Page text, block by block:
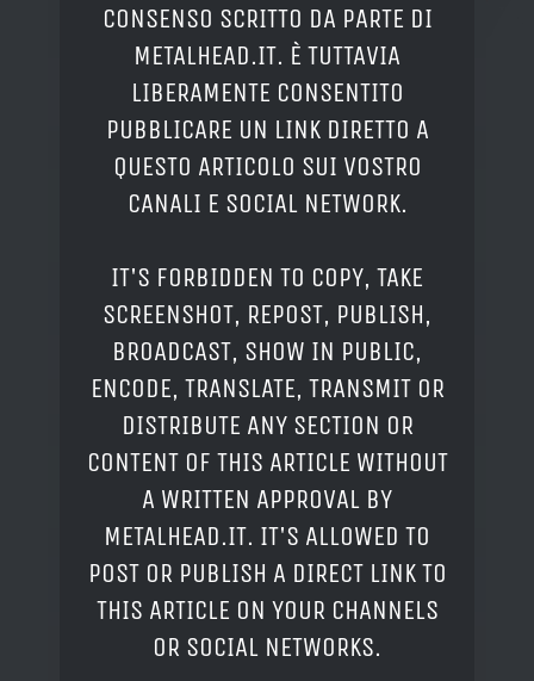
CONSENSO SCRITTO DA PARTE DI
METALHEAD.IT. È TUTTAVIA
LIBERAMENTE CONSENTITO
PUBBLICARE UN LINK DIRETTO A
QUESTO ARTICOLO SUI VOSTRO
CANALI E SOCIAL NETWORK.
IT'S FORBIDDEN TO COPY, TAKE
SCREENSHOT, REPOST, PUBLISH,
BROADCAST, SHOW IN PUBLIC,
ENCODE, TRANSLATE, TRANSMIT OR
DISTRIBUTE ANY SECTION OR
CONTENT OF THIS ARTICLE WITHOUT
A WRITTEN APPROVAL BY
METALHEAD.IT. IT'S ALLOWED TO
POST OR PUBLISH A DIRECT LINK TO
THIS ARTICLE ON YOUR CHANNELS
OR SOCIAL NETWORKS.